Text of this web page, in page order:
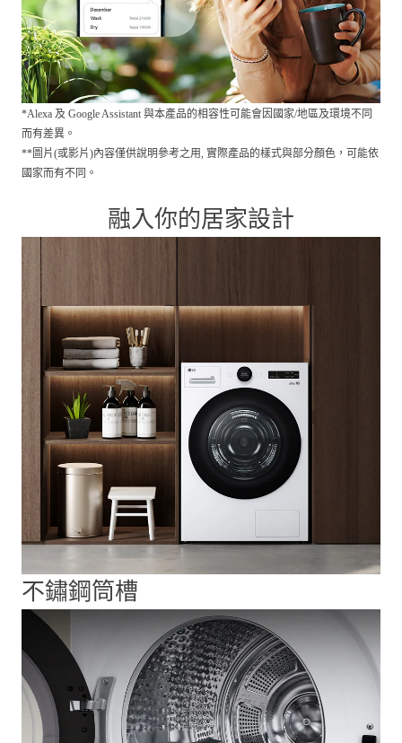
*Alexa 及 Google Assistant 與本產品的相容性可能會因國家/地區及環境不同
而有差異。
**圖片(或影片)內容僅供說明參考之用, 實際產品的樣式與部分顏色，可能依
融入你的居家設計
不鏽鋼筒槽